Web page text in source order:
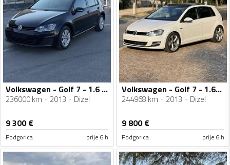
Volkswagen - Golf 7 - 1.6 TDI DSG
236000 km 2013 Dizel
9 300€
Podgorica prije 6 h
Volkswagen - Golf 7 - 1.6TDI
244968 km 2013 Dizel
9 800€
Podgorica prije 6 h